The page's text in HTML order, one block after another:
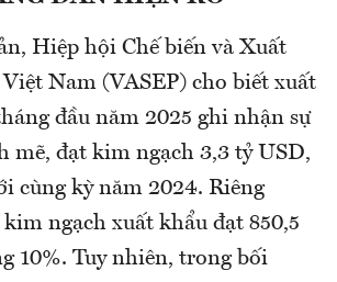
Hiệp hội Chế biến và Xuất
Nam (VASEP) cho biết xuất
đầu năm 2025 ghi nhận sự
mẽ, đạt kim ngạch 3,3 tỷ USD,
cùng kỳ năm 2024. Riêng
ngạch xuất khẩu đạt 850,5
10%. Tuy nhiên, trong bối